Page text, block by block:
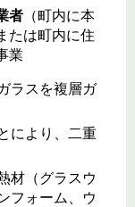
者（町内に本
たは町内に住
業
ラスを複層ガ
により、二重
材（グラスウ
フォーム、ウ